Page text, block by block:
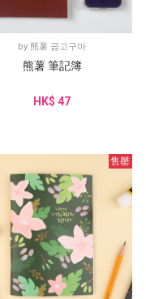
by 熊薯 곰고구마
熊薯 筆記簿
HK$ 47
售罄